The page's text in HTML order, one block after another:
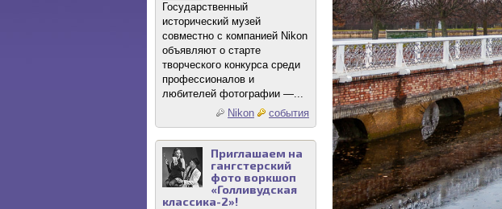
Государственный
исторический музей
совместно с компанией Nikon
объявляют о старте
творческого конкурса среди
профессионалов и
любителей фотографии —...
Nikon
события
Приглашаем на
гангстерский
фото воркшоп
«Голливудская
классика-2»!